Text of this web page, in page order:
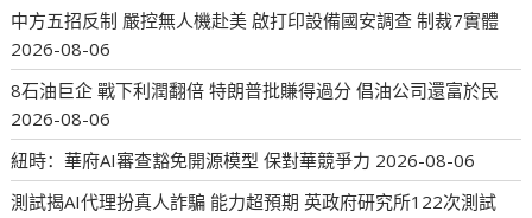
中方五招反制 嚴控無人機赴美 啟打印設備國安調查 制裁7實體
2026-08-06
8石油巨企 戰下利潤翻倍 特朗普批賺得過分 倡油公司還富於民
2026-08-06
紐時：華府AI審查豁免開源模型 保對華競爭力 2026-08-06
測試揭AI代理扮真人詐騙 能力超預期 英政府研究所122次測試